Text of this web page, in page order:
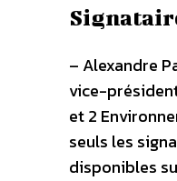
– Alexandre
vice-
et 2
seuls les
disponibles